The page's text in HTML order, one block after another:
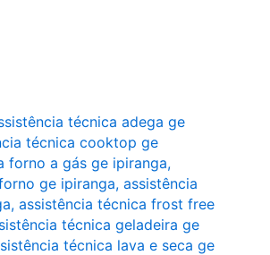
técnica adega ge
técnica cooktop ge
forno a gás ge ipiranga,
ge ipiranga, assistência
, assistência técnica frost free
técnica geladeira ge
técnica lava e seca ge